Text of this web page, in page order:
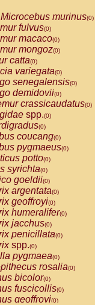
Microcebus murinus(0)
fulvus(0)
macaco(0)
mongoz(0)
catta(0)
variegata(0)
senegalensis(0)
demidovii(0)
crassicaudatus(0)
spp.(0)
(0)
coucang(0)
pygmaeus(0)
potto(0)
syrichta(0)
goeldii(0)
argentata(0)
geoffroyi(0)
humeralifer(0)
jacchus(0)
penicillata(0)
spp.(0)
pygmaea(0)
rosalia(0)
bicolor(0)
fuscicollis(0)
geoffroyi(0)